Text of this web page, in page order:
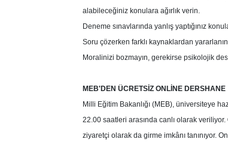
alabileceğiniz konulara ağırlık verin.
Deneme sınavlarında yanlış yaptığınız
Soru çözerken farklı kaynaklardan yararlanın.
Moralinizi bozmayın, gerekirse psikolojik
MEB'DEN ÜCRETSİZ ONLİNE DERSHANE
Milli Eğitim Bakanlığı (MEB), üniversiteye
22.00 saatleri arasında canlı olarak
ziyaretçi olarak da girme imkânı tanınıyor.